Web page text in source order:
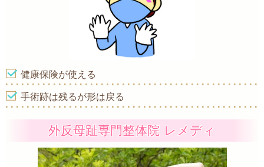
健康保険が使える
手術跡は残るが形は戻る
外反母趾専門整体院 レメディ